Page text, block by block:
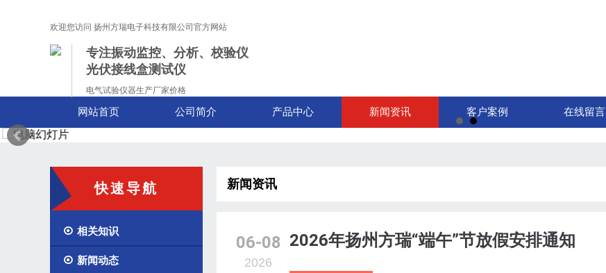
欢迎您访问 扬州方瑞电子科技有限公司官方网站
专注振动监控、分析、校验仪
光伏接线盒测试仪
电气试验仪器生产厂家价格
网站首页 公司简介 产品中心 新闻资讯 客户案例 在线留言
快速导航
 相关知识
 新闻动态
新闻资讯
06-08
2026
2026年扬州方瑞“端午”节放假安排通知